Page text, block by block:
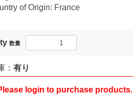
of Origin: France
数量
： 有り
login to purchase products.